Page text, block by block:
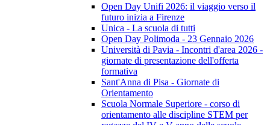
Open Day Unifi 2026: il viaggio verso il
futuro inizia a Firenze
Unica - La scuola di tutti
Open Day Polimoda - 23 Gennaio 2026
Università di Pavia - Incontri d'area 2026 -
giornate di presentazione dell'offerta
formativa
Sant'Anna di Pisa - Giornate di
Orientamento
Scuola Normale Superiore - corso di
orientamento alle discipline STEM per